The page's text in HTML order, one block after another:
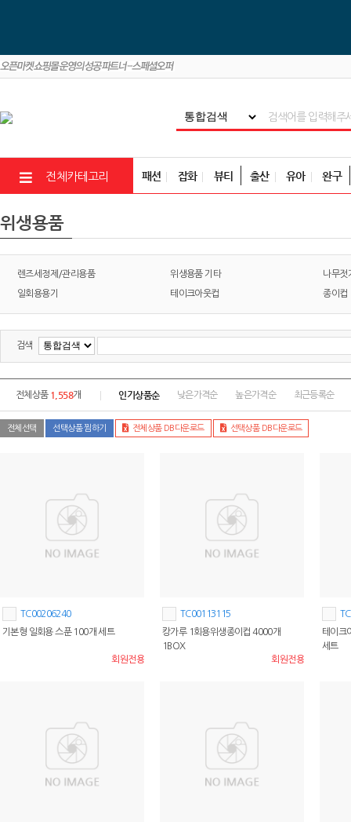
전체카테고리 패션 잡화 뷰티 출산 유아 완구
위생용품
렌즈세정제/관리용품 위생용품 기타 나무젓
일회용용기 테이크아웃컵 종이컵
검색
전체상품 1,558개 인기상품순 낮은가격순 높은가격순 최근등록순
전체선택 선택상품 찜하기 전체상품 DB다운로드 선택상품 DB다운로드
TC00206240
기본형 일회용 스푼 100개 세트
회원전용
TC00113115
캉가루 1회용위생종이컵 4000개
1BOX
회원전용
테이크
세트